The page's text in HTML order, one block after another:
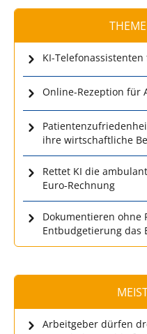
KI-
Online-Rezeption für
ihre wirtschaftliche
Rettet KI die
Euro-Rechnung
Dokumentieren ohne
Entbudgetierung das
Arbeitgeber dürfen